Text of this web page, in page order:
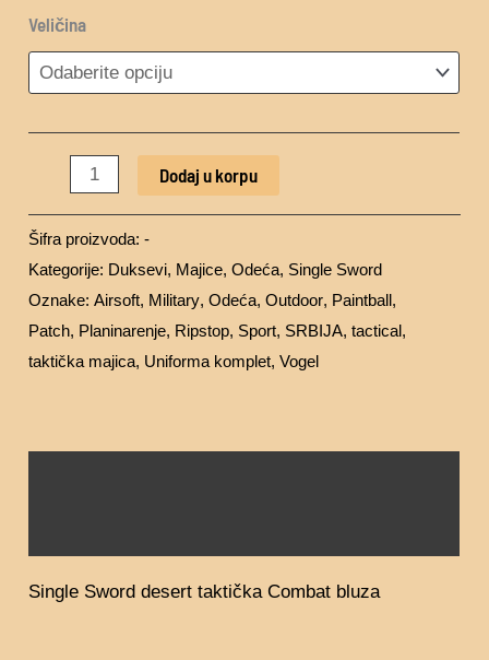
Veličina
Dodaj u korpu
Šifra proizvoda:-
Kategorije: Duksevi, Majice,Odeća, Single Sword
Oznake:Airsoft, Military,Odeća,Outdoor, Paintball,
Patch, Planinarenje, Ripstop, Sport, SRBIJA,tactical,
taktička majica, Uniforma komplet,Vogel
Single Sword desert taktička Combat bluza